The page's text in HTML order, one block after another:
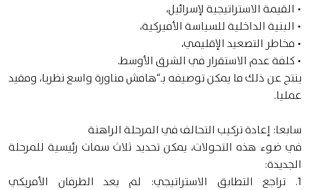
• القيمة الاستراتيجية لإسرائيل،
• البنية الداخلية للسياسة الأميركية،
• مخاطر التصعيد الإقليمي،
• كلفة عدم الاستقرار في الشرق الأوسط.
ينتج عن ذلك ما يمكن توصيفه بـ“هامش مناورة واسع نظريا، ومقيد
عمليا.
سابعا: إعادة تركيب التحالف في المرحلة الراهنة
في ضوء هذه التحولات، يمكن تحديد ثلاث سمات رئيسية للمرحلة
الجديدة:
1. تراجع التطابق الاستراتيجي: لم يعد الطرفان الأمريكي